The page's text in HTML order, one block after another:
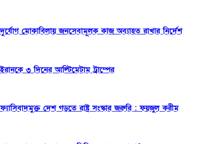
দুর্যোগ মোকাবিলায় জনসেবামূলক কাজ অব্যাহত রাখার নির্দেশ
ইরানকে ৩ দিনের আল্টিমেটাম ট্রাম্পের
ফ্যাসিবাদমুক্ত দেশ গড়তে রাষ্ট্র সংস্কার জরুরি : ফয়জুল করীম